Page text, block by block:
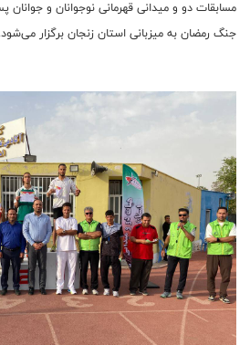
مسابقات دو و میدانی قهرمانی نوجوانان و
جنگ رمضان به میزبانی استان زنجان برگزار می‌شود.